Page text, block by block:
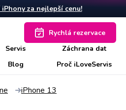
za nejlepší cenu!
Servis
Záchrana dat
Blog Proč iLoveServis
Rychlá rezervace
iPhone 13